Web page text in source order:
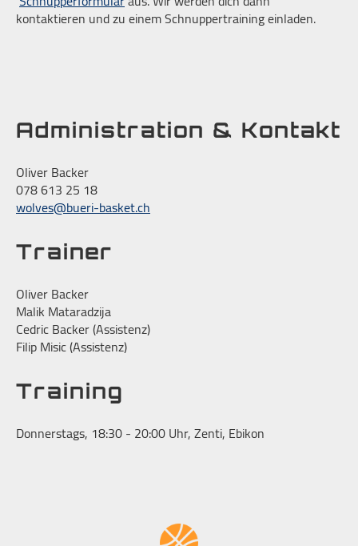
kontaktieren und zu einem Schnuppertraining einladen.
Administration & Kontakt
Oliver Backer
078 613 25 18
wolves@bueri-basket.ch
Trainer
Oliver Backer
Malik Mataradzija
Cedric Backer (Assistenz)
Filip Misic (Assistenz)
Training
Donnerstags, 18:30 - 20:00 Uhr, Zenti, Ebikon